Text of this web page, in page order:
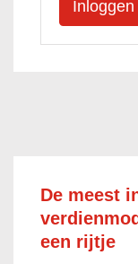
De meest
een rijtje